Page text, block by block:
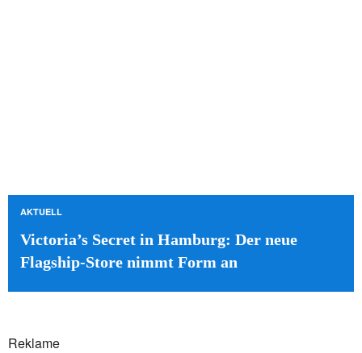
AKTUELL
Victoria’s Secret in Hamburg: Der neue
Flagship-Store nimmt Form an
Reklame